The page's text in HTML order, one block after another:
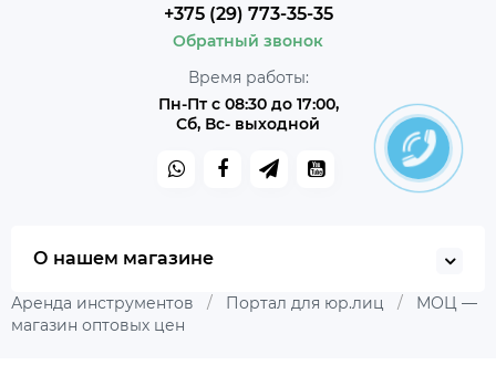
+375 (29) 773-35-35
Обратный звонок
Время работы:
Пн-Пт с 08:30 до 17:00,
Сб, Вс- выходной
О нашем магазине
Аренда инструментов / Портал для юр.лиц /
МОЦ —
магазин оптовых цен